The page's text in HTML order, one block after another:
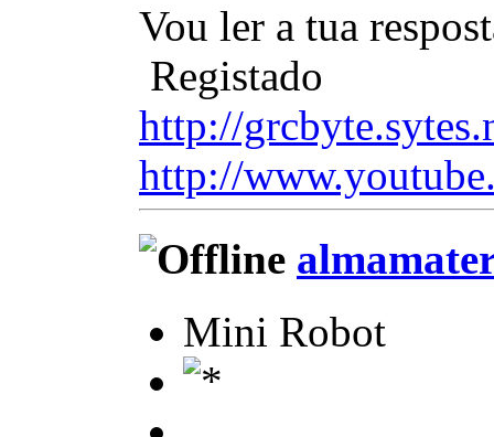
Vou ler a tua
Registado
http://
http://
Mini Robot